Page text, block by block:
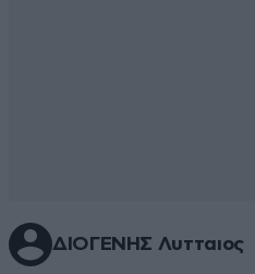
ΔΙΟΓΕΝΗΣ Λυτταιος